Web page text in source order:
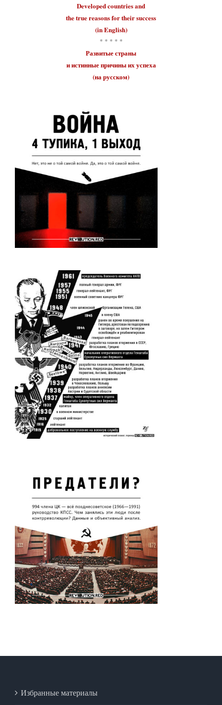
Developed countriesand
the true reasons for theirsuccess
(in English)
* * * * *
Развитые страны
и истинные причины их успеха
(на русском)
Избранные материалы